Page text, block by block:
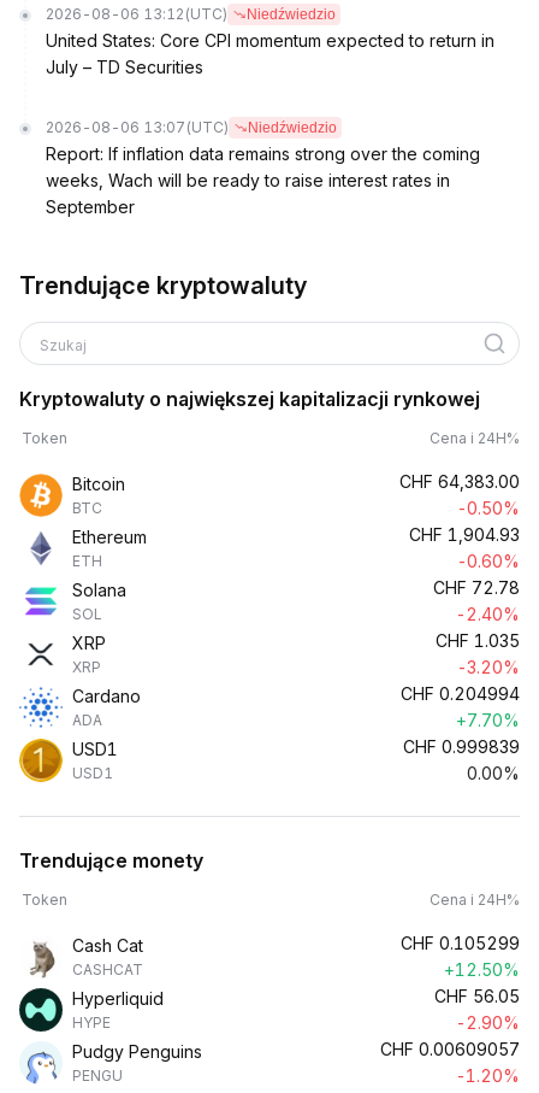
2026-08-06 13:12 (UTC) Niedźwiedzio
United States: Core CPI momentum expected to return in
July – TD Securities
2026-08-06 13:07 (UTC) Niedźwiedzio
Report: If inflation data remains strong over the coming
weeks, Wach will be ready to raise interest rates in
September
Trendujące kryptowaluty
Szukaj
Kryptowaluty o największej kapitalizacji rynkowej
Token Cena i 24H%
Bitcoin
BTC
CHF 64,383.00
-0.50%
Ethereum
ETH
CHF 1,904.93
-0.60%
Solana
SOL
CHF 72.78
-2.40%
XRP
XRP
CHF 1.035
-3.20%
Cardano
ADA
CHF 0.204994
+7.70%
USD1
USD1
CHF 0.999839
0.00%
Trendujące monety
Token Cena i 24H%
Cash Cat
CASHCAT
CHF 0.105299
+12.50%
Hyperliquid
HYPE
CHF 56.05
-2.90%
Pudgy Penguins
PENGU
CHF 0.00609057
-1.20%